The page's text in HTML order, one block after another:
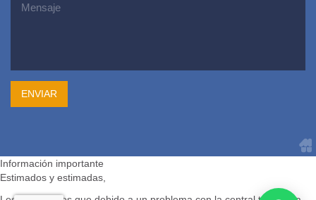
Información importante
Estimados y estimadas,